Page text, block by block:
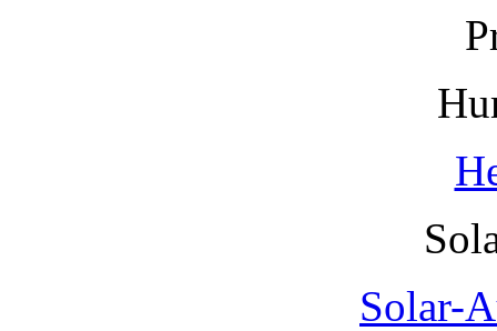
Solar-